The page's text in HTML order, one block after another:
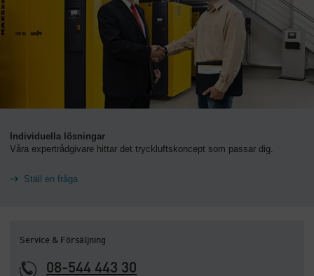
Individuella lösningar
Våra expertrådgivare hittar det tryckluftskoncept som passar dig.
Ställ en fråga
Service & Försäljning
08-544 443 30